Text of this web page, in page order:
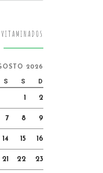
VITAMINADOS
2026
S S D
1 2
7 8 9
14 15 16
21 22 23